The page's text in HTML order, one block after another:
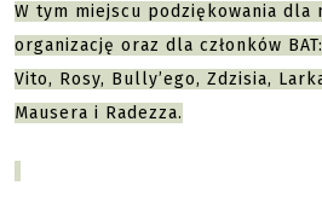
W tym miejscu podziękowania dla
organizację oraz dla członków
Vito, Rosy, Bully’ego, Zdzisia,
Mausera i Radezza.